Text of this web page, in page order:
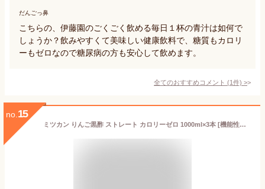
だんごっ鼻
こちらの、伊藤園のごくごく飲める毎日１杯の青汁は如何で
しょうか？飲みやすくて美味しい健康飲料で、糖質もカロリ
ーもゼロなので糖尿病の方も安心して飲めます。
全てのおすすめコメント (1件) >
no. 15
ミツカン りんご黒酢 ストレート カロリーゼロ 1000ml×3本 [機能性表示食品] 飲むお酢